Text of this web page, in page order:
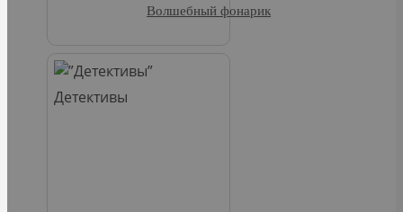
Детективы
Волшебный фонарик